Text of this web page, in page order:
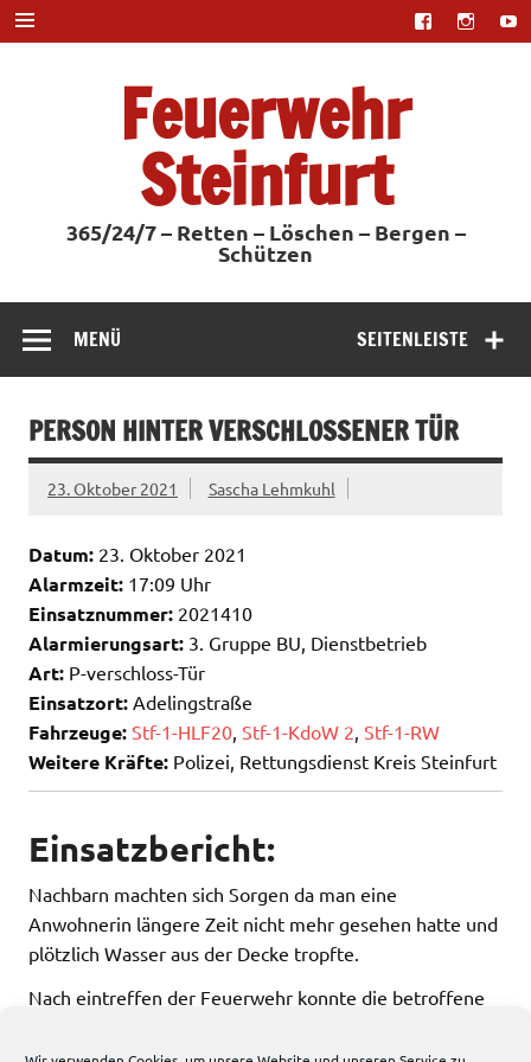
Zum
Inhalt
springen
Feuerwehr
Steinfurt
365/24/7 – Retten – Löschen – Bergen –
Schützen
SEITENLEISTE
MENÜ
PERSON HINTER VERSCHLOSSENER TÜR
23. Oktober 2021 Sascha Lehmkuhl
Datum: 23. Oktober 2021
Alarmzeit: 17:09 Uhr
Einsatznummer: 2021410
Alarmierungsart: 3. Gruppe BU, Dienstbetrieb
Art: P-verschloss-Tür
Einsatzort: Adelingstraße
Fahrzeuge: Stf-1-HLF20 Stf-1-KdoW 2 Stf-1-RW
Weitere Kräfte: Polizei, Rettungsdienst Kreis Steinfurt
Einsatzbericht:
Nachbarn machten sich Sorgen da man eine
Anwohnerin längere Zeit nicht mehr gesehen hatte und
plötzlich Wasser aus der Decke tropfte.
Nach eintreffen der Feuerwehr konnte die betroffene